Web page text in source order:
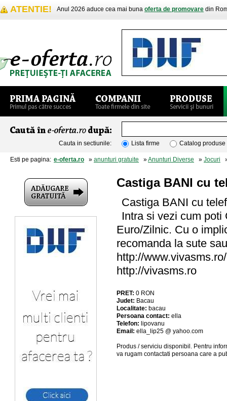
ATENTIE! Anul 2026 aduce cea mai buna oferta de promovare din
Cauta in sectiunile: Lista firme Catalog produse
Esti pe pagina: e-oferta.ro » anunturi gratuite »Anunturi Diverse » Jocuri
Castiga BANI cu
Castiga BANI cu
Intra si vezi cum
Euro/Zilnic. Cu o
recomanda la sute
http://
http://vivasms.ro
PRET: 0 RON
Judet: Bacau
Localitate: bacau
Persoana contact: ella
Telefon: lipovanu
Email: ella_lip25 @ yahoo.com
Produs / serviciu disponibil . Pentru
va rugam contactati persoana care a